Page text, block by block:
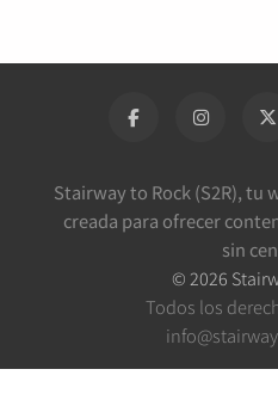
Stairway to Rock (S2R), tu
creada para ofrecer
sin
© 2026
Todos los